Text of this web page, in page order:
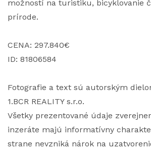
možností na turistiku, bicyklovanie
prírode.
CENA: 297.840€
ID: 81806584
Fotografie a text sú autorským
1.BCR REALITY s.r.o.
Všetky prezentované údaje
inzeráte majú informatívny
strane nevzniká nárok na